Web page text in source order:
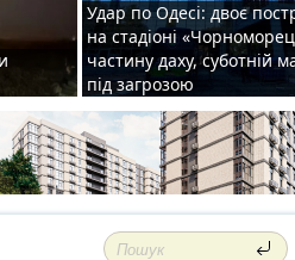
Удар по Одесі: двоє
на стадіоні
частину даху, суботній
під загрозою